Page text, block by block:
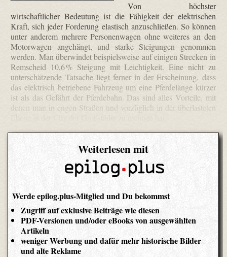
Von höchster
wirtschaftlicher Bedeutung ist die Fähigkeit der elektrischen
Kraft, sich jeder Forderung elastisch anzuschließen. So können
unter anderem mehrere Personenwagen ohne weiteres an den
Motorwagen angehängt, und starke Steigungen genommen
werden. Man überwindet beispielsweise auf einigen Strecken in
Remscheid 10,6 % Steigung mit Leichtigkeit. Eine nicht zu
unterschätzende Tatsache liegt ferner in der Erscheinung, dass
das elektrisch betriebene Fahrzeug um eine Pferdelänge kürzer
ist als das Gefährt der Pferdebahn. Das sind alles Vorteile, mit
denen man in engen Straßen und vorzüglich in der überlasteten
Weiterlesen mit
Werde epilog.plus-Mitglied und Du bekommst
Zugriff auf exklusive Beiträge wie diesen
PDF-Versionen und/oder eBooks von ausgewählten
Artikeln
weniger Werbung und dafür mehr historische Bilder
und alte Reklame